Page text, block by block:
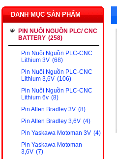
DANH MỤC SẢN PHẨM
PIN NUÔI NGUỒN PLC/ CNC
BATTERY (258)
Pin Nuôi Nguồn PLC-CNC
Lithium 3V (68)
Pin Nuôi Nguồn PLC-CNC
Lithium 3,6V (106)
Pin Nuôi Nguồn PLC-CNC
Lithium 6v (8)
Pin Allen Bradley 3V (8)
Pin Allen Bradley 3,6V (4)
Pin Yaskawa Motoman 3V (4)
Pin Yaskawa Motoman
3,6V (7)